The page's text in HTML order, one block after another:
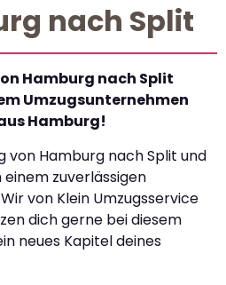
nach Split
Hamburg nach Split
Umzugsunternehmen
Hamburg!
von Hamburg nach Split und
zuverlässigen
von Klein Umzugsservice
dich gerne bei diesem
neues Kapitel deines